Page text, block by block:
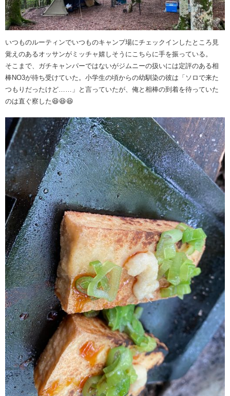
いつものルーティンでいつものキャンプ場にチェックインしたところ見
覚えのあるオッサンがミッチャ嬉しそうにこちらに手を振っている。
そこまで、ガチキャンパーではないがジムニーの扱いには定評のある相
棒NO3が待ち受けていた。小学生の頃からの幼馴染の彼は「ソロで来た
つもりだったけど……」と言っていたが、俺と相棒の到着を待っていた
のは直ぐ察した😆😆😆